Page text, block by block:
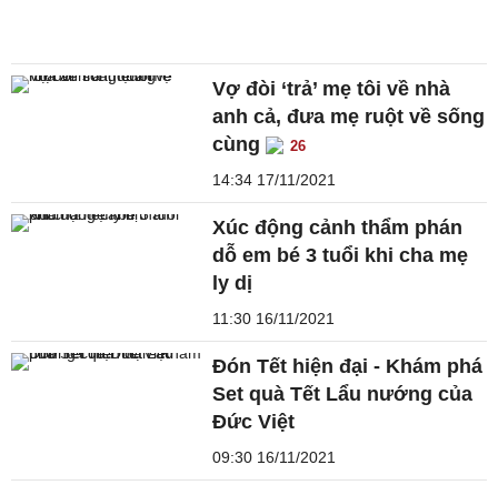
Vợ đòi ‘trả’ mẹ tôi về nhà
anh cả, đưa mẹ ruột về sống
cùng
26
14:34 17/11/2021
Xúc động cảnh thẩm phán
dỗ em bé 3 tuổi khi cha mẹ
ly dị
11:30 16/11/2021
Đón Tết hiện đại - Khám phá
Set quà Tết Lẩu nướng của
Đức Việt
09:30 16/11/2021